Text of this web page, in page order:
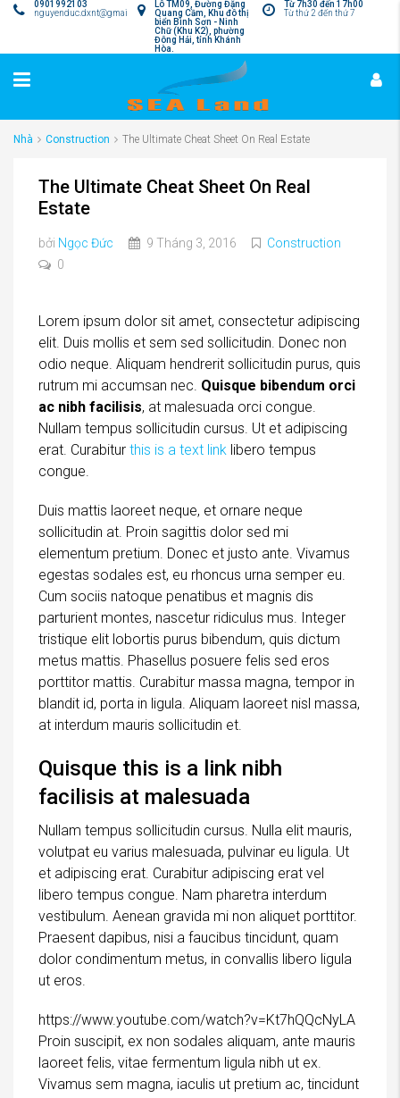
Từ 7h30 đến 17h00
Từ thứ 2 đến thứ 7
Lô TM09, Đường Đặng
Quang Cầm, Khu đô thị
biển Bình Sơn - Ninh
Chữ (Khu K2), phường
Đông Hải, tỉnh Khánh
Hòa.
0901992103
nguyenduc.dxnt@gmail.com
Nhà Construction The Ultimate Cheat Sheet On Real Estate
The Ultimate Cheat Sheet On Real
Estate
bởi Ngọc Đức 9 Tháng 3, 2016
Construction
0
Lorem ipsum dolor sit amet, consectetur adipiscing
elit. Duis mollis et sem sed sollicitudin. Donec non
odio neque. Aliquam hendrerit sollicitudin purus, quis
rutrum mi accumsan nec. Quisque bibendum orci
ac nibh facilisis, at malesuada orci congue.
Nullam tempus sollicitudin cursus. Ut et adipiscing
erat. Curabitur this is a text link libero tempus
congue.
Duis mattis laoreet neque, et ornare neque
sollicitudin at. Proin sagittis dolor sed mi
elementum pretium. Donec et justo ante. Vivamus
egestas sodales est, eu rhoncus urna semper eu.
Cum sociis natoque penatibus et magnis dis
parturient montes, nascetur ridiculus mus. Integer
tristique elit lobortis purus bibendum, quis dictum
metus mattis. Phasellus posuere felis sed eros
porttitor mattis. Curabitur massa magna, tempor in
blandit id, porta in ligula. Aliquam laoreet nisl massa,
at interdum mauris sollicitudin et.
Quisque this is a link nibh
facilisis at malesuada
Nullam tempus sollicitudin cursus. Nulla elit mauris,
volutpat eu varius malesuada, pulvinar eu ligula. Ut
et adipiscing erat. Curabitur adipiscing erat vel
libero tempus congue. Nam pharetra interdum
vestibulum. Aenean gravida mi non aliquet porttitor.
Praesent dapibus, nisi a faucibus tincidunt, quam
dolor condimentum metus, in convallis libero ligula
ut eros.
https://www.youtube.com/watch?v=Kt7hQQcNyLA
Proin suscipit, ex non sodales aliquam, ante mauris
laoreet felis, vitae fermentum ligula nibh ut ex.
Vivamus sem magna, iaculis ut pretium ac, tincidunt